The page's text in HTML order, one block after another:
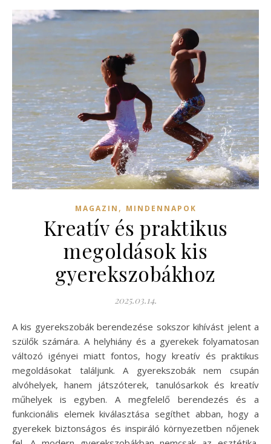
MAGAZIN , MINDENNAPOK
Kreatív és praktikus
megoldások kis
gyerekszobákhoz
2025.03.14.
A kis gyerekszobák berendezése sokszor kihívást jelent a
szülők számára. A helyhiány és a gyerekek folyamatosan
változó igényei miatt fontos, hogy kreatív és praktikus
megoldásokat találjunk. A gyerekszobák nem csupán
alvóhelyek, hanem játszóterek, tanulósarkok és kreatív
műhelyek is egyben. A megfelelő berendezés és a
funkcionális elemek kiválasztása segíthet abban, hogy a
gyerekek biztonságos és inspiráló környezetben nőjenek